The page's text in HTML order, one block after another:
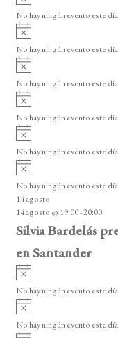
o
v
i
o
No hay ningún evento este
A
v
i
o
No hay ningún evento este
A
v
i
o
No hay ningún evento este
A
v
i
o
No hay ningún evento este
A
v
i
o
No hay ningún evento este
A
v
i
s
o
No hay ningún evento este
14 agosto
14 agosto @ 19:00-20:00
Silvia Bardelás
en Santander
A
v
i
o
No hay ningún evento este
A
v
i
No hay ningún evento este